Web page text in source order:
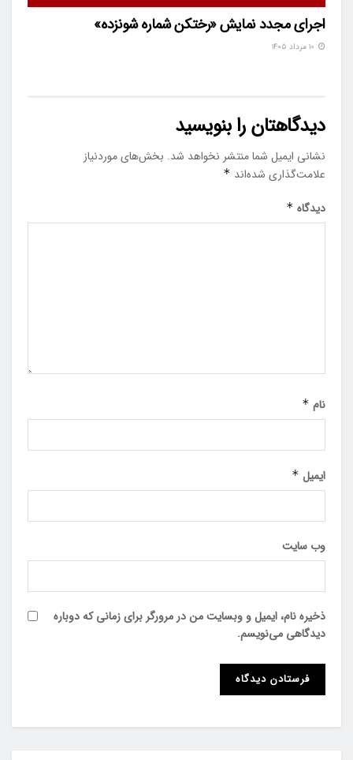
اجرای مجدد نمایش «رختکن شماره شونزده»
دیدگاهتان را بنویسید
نشانی ایمیل شما منتشر نخواهد شد. بخش‌های موردنیاز
علامت‌گذاری شده‌اند *
دیدگاه *
نام *
ایمیل *
وب‌ سایت
ذخیره نام، ایمیل و وبسایت من در مرورگر برای زمانی که دوباره
دیدگاهی می‌نویسم.